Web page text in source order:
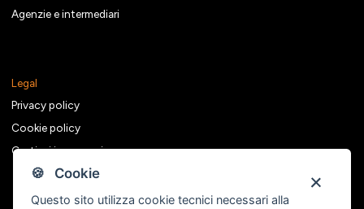
🍪 Cookie
Questo sito utilizza cookie tecnici necessari alla
Agenzie e intermediari
Legal
Privacy policy
Cookie policy
Gestisci i consensi